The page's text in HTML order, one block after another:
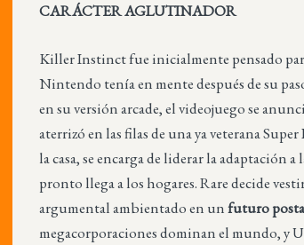
CARÁCTER AGLUTINADOR
Killer Instinct fue inicialmente pensado
Nintendo tenía en mente después de su
en su versión arcade, el videojuego se
aterrizó en las filas de una ya veterana
la casa, se encarga de liderar la adaptación
pronto llega a los hogares. Rare decide
argumental ambientado en unfuturo
megacorporaciones dominan el mundo, y